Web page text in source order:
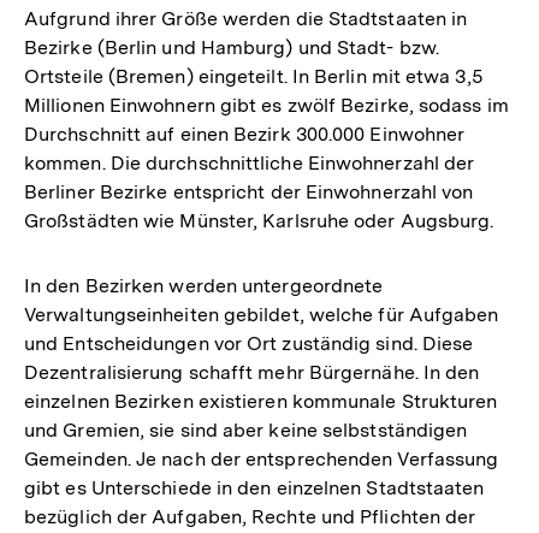
Aufgrund ihrer Größe werden die Stadtstaaten in
Bezirke (Berlin und Hamburg) und Stadt- bzw.
Ortsteile (Bremen) eingeteilt. In Berlin mit etwa 3,5
Millionen Einwohnern gibt es zwölf Bezirke, sodass im
Durchschnitt auf einen Bezirk 300.000 Einwohner
kommen. Die durchschnittliche Einwohnerzahl der
Berliner Bezirke entspricht der Einwohnerzahl von
Großstädten wie Münster, Karlsruhe oder Augsburg.
In den Bezirken werden untergeordnete
Verwaltungseinheiten gebildet, welche für Aufgaben
und Entscheidungen vor Ort zuständig sind. Diese
Dezentralisierung schafft mehr Bürgernähe. In den
einzelnen Bezirken existieren kommunale Strukturen
und Gremien, sie sind aber keine selbstständigen
Gemeinden. Je nach der entsprechenden Verfassung
gibt es Unterschiede in den einzelnen Stadtstaaten
bezüglich der Aufgaben, Rechte und Pflichten der